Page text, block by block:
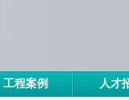
工程案例 人才